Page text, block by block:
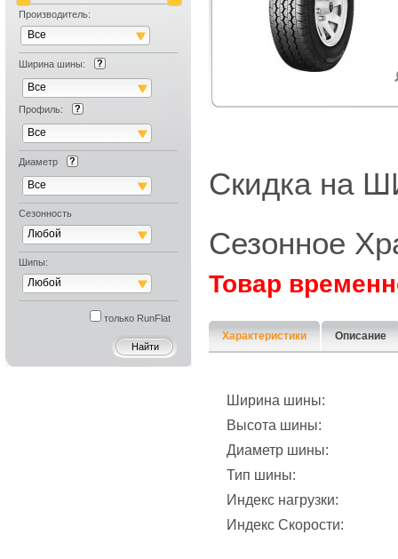
Производитель:
Все
Ширина шины:
Все
Профиль:
Все
Диаметр
Все
Сезонность
Любой
Шипы:
Любой
только RunFlat
Скидка на
Сезонное
Товар
Характеристики Описание
Ширина шины:
Высота шины:
Диаметр шины:
Тип шины:
Индекс нагрузки:
Индекс Скорости: